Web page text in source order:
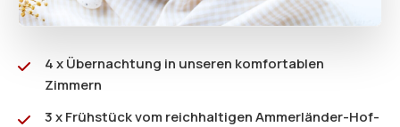
4 x Übernachtung in unseren komfortablen
Zimmern
3 x Frühstück vom reichhaltigen Ammerländer-Hof-